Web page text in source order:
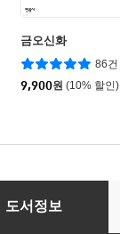
금오신화
86건
9,900원 (10% 할인)
그날 1
도서정보